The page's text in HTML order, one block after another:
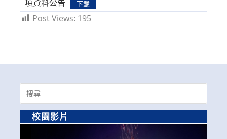
項資料公告
下載
Post Views: 195
Search
for:
校園影片